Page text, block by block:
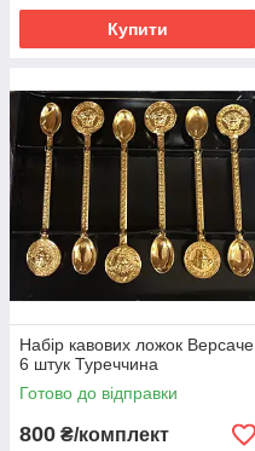
Купити
Набір кавових ложок Версаче
6 штук Туреччина
Готово до відправки
800 ₴/комплект